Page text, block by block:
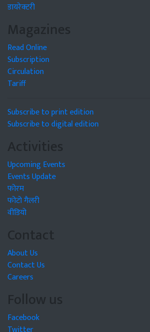
डायरेक्टरी
Magazines
Read Online
Subscription
Circulation
Tariff
Subscribe to print edition
Subscribe to digital edition
Activities
Upcoming Events
Events Update
फोरम
फोटो गैलरी
वीडियो
Contact
About Us
Contact Us
Careers
Follow us
Facebook